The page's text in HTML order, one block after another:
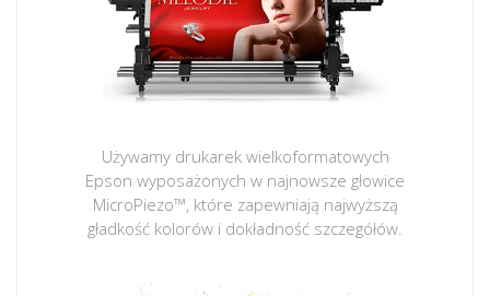
Używamy drukarek wielkoformatowych
Epson wyposażonych w najnowsze głowice
MicroPiezo™, które zapewniają najwyższą
gładkość kolorów i dokładność szczegółów.